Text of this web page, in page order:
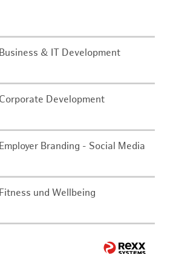
& IT Development
Development
Branding - Social Media
und Wellbeing